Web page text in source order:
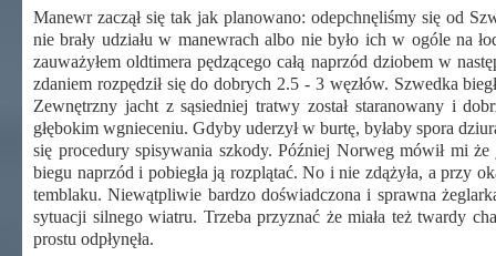
Manewr zaczął się tak jak planowano: odepchnęliśmy się od
nie brały udziału w manewrach albo nie było ich w ogóle na
zauważyłem oldtimera pędzącego całą naprzód dziobem w
zdaniem rozpędził się do dobrych 2.5 - 3 węzłów. Szwedka
Zewnętrzny jacht z sąsiedniej tratwy został staranowany i
głębokim wgnieceniu. Gdyby uderzył w burtę, byłaby spora
się procedury spisywania szkody. Później Norweg mówił mi
biegu naprzód i pobiegła ją rozplątać. No i nie zdążyła, a przy
temblaku. Niewątpliwie bardzo doświadczona i sprawna
sytuacji silnego wiatru. Trzeba przyznać że miała też twardy
prostu odpłynęła.